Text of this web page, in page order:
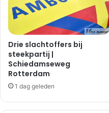
r
P
l
e
s
m
a
w
d
g
r
o
n
d
|
Drie slachtoffers bij
steekpartij |
Schiedamseweg
Rotterdam
1 dag geleden